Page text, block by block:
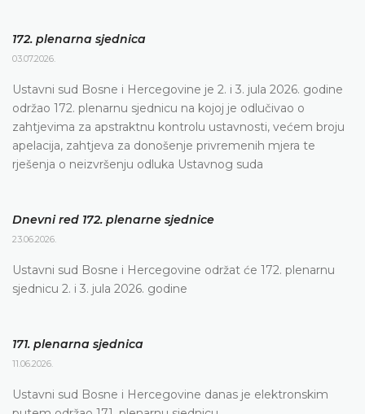
172. plenarna sjednica
03.07.2026.
Ustavni sud Bosne i Hercegovine je 2. i 3. jula 2026. godine
održao 172. plenarnu sjednicu na kojoj je odlučivao o
zahtjevima za apstraktnu kontrolu ustavnosti, većem broju
apelacija, zahtjeva za donošenje privremenih mjera te
rješenja o neizvršenju odluka Ustavnog suda
Dnevni red 172. plenarne sjednice
23.06.2026.
Ustavni sud Bosne i Hercegovine održat će 172. plenarnu
sjednicu 2. i 3. jula 2026. godine
171. plenarna sjednica
11.06.2026.
Ustavni sud Bosne i Hercegovine danas je elektronskim